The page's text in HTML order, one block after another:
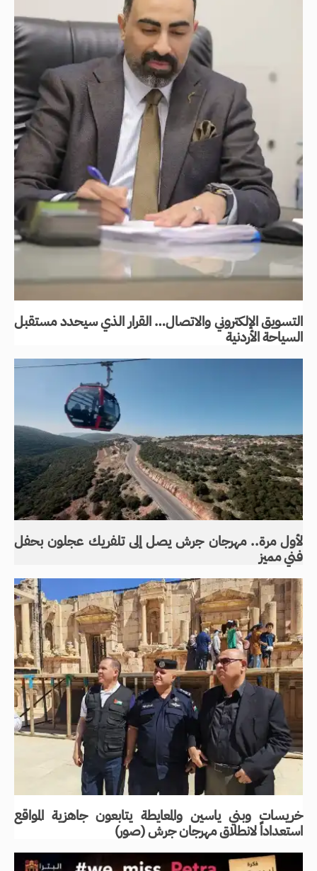
التسويق الإلكتروني والاتصال… القرار الذي سيحدد مستقبل
السياحة الأردنية
لأول مرة.. مهرجان جرش يصل إلى تلفريك عجلون بحفل
فني مميز
خريسات وبني ياسين والمعايطة يتابعون جاهزية المواقع
استعداداً لانطلاق مهرجان جرش (صور)